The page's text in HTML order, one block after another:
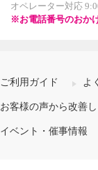
オペレーター対応
※お電話番号のおか
ご利用ガイド よ
お客様の声から改善
イベント・催事情報